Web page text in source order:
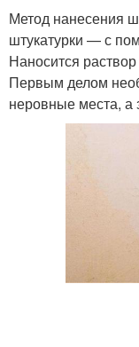
Метод нанесения
штукатурки — с
Наносится
Первым делом
неровные места, а